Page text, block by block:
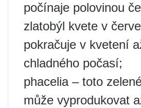
počínaje polovinou
zlatobýl kvete v
pokračuje v kvetení
chladného počasí;
phacelia – toto
může vyprodukovat